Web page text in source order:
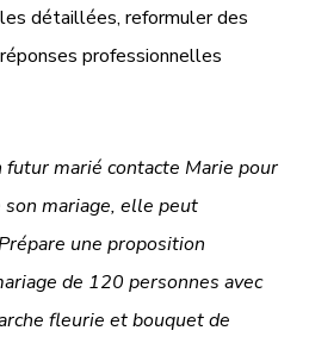
détaillées, reformuler des
professionnelles
marié contacte Marie pour
mariage, elle peut
une proposition
de 120 personnes avec
fleurie et bouquet de